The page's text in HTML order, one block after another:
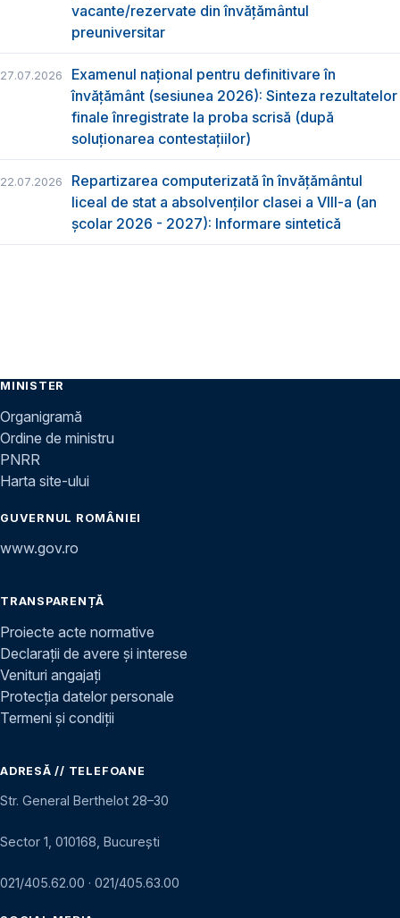
vacante/rezervate din învăţământul
preuniversitar
27.07.2026
Examenul național pentru definitivare în
învățământ (sesiunea 2026): Sinteza rezultatelor
finale înregistrate la proba scrisă (după
soluționarea contestațiilor)
22.07.2026
Repartizarea computerizată în învăţământul
liceal de stat a absolvenţilor clasei a VIII-a (an
școlar 2026 - 2027): Informare sintetică
MINISTER
Organigramă
Ordine de ministru
PNRR
Harta site-ului
GUVERNUL ROMÂNIEI
www.gov.ro
TRANSPARENȚĂ
Proiecte acte normative
Declarații de avere și interese
Venituri angajați
Protecția datelor personale
Termeni și condiții
ADRESĂ // TELEFOANE
Str. General Berthelot 28–30
Sector 1, 010168, București
021/405.62.00 · 021/405.63.00